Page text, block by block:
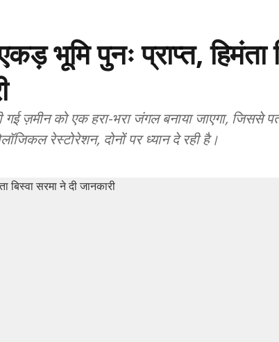
भूमि पुनः प्राप्त, हिमंता
गई ज़मीन को एक हरा-भरा जंगल बनाया जाएगा, जिससे
रेस्टोरेशन, दोनों पर ध्यान दे रही है।